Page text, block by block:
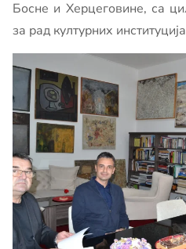
Босне и Херцеговине, са
за рад културних